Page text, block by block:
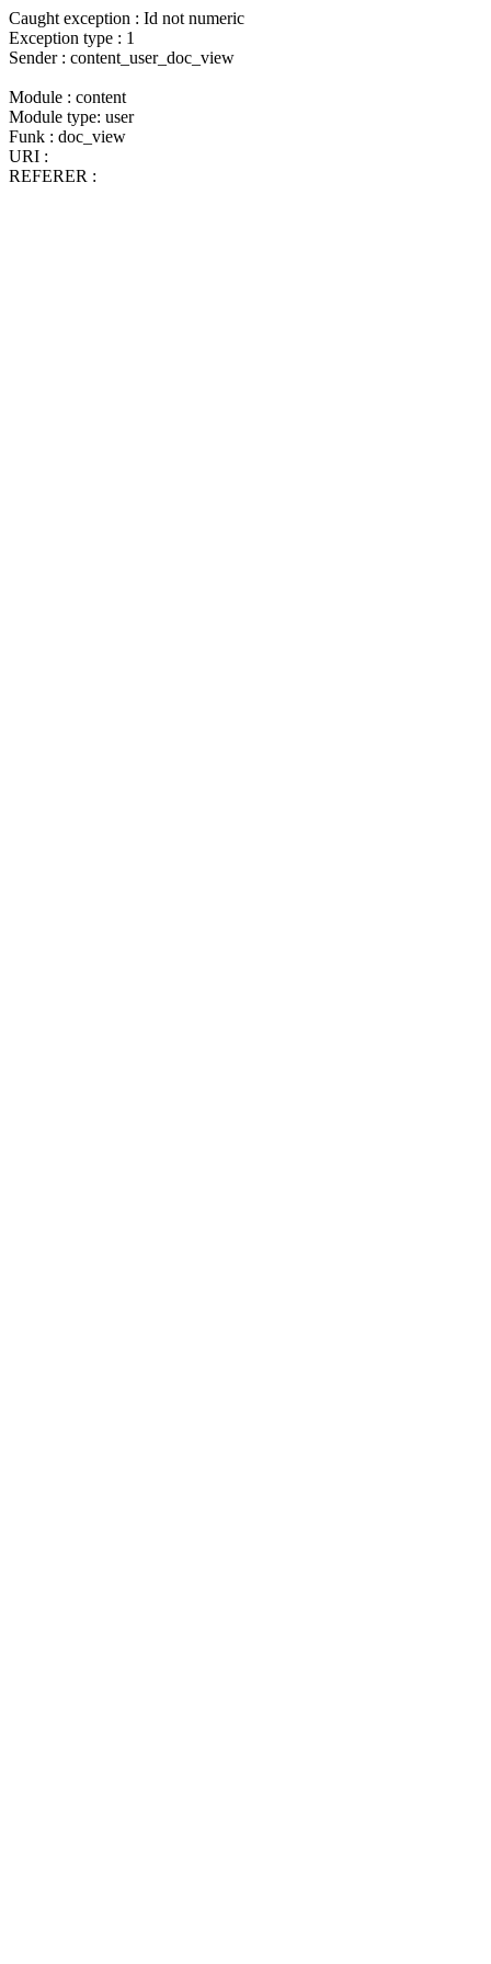
Caught exception : Id not numeric
Exception type : 1
Sender : content_user_doc_view
Module : content
Module type: user
Funk : doc_view
URI :
REFERER :